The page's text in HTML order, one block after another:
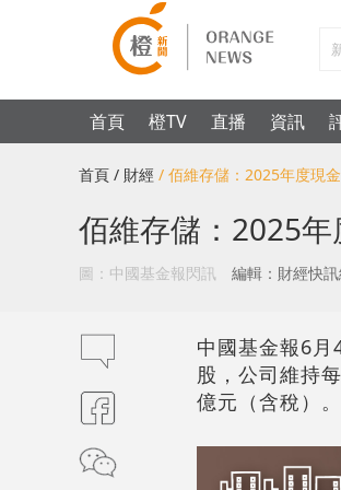
首頁 橙TV 直播 資訊
首頁 / 財經 / 佰維存儲：2025年度現
佰維存儲：2025
圖：中國基金報閃訊 編輯：財經快
中國基金報6
股，公司維持
億元（含稅）